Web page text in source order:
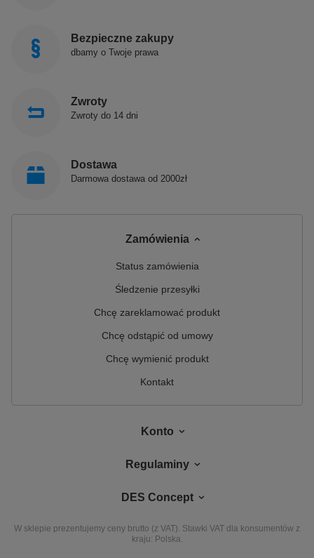
Bezpieczne zakupy
dbamy o Twoje prawa
Zwroty
Zwroty do 14 dni
Dostawa
Darmowa dostawa od 2000zł
Zamówienia
Status zamówienia
Śledzenie przesyłki
Chcę zareklamować produkt
Chcę odstąpić od umowy
Chcę wymienić produkt
Kontakt
Konto
Regulaminy
DES Concept
W sklepie prezentujemy ceny brutto (z VAT). Stawki VAT dla konsumentów z
kraju: Polska.